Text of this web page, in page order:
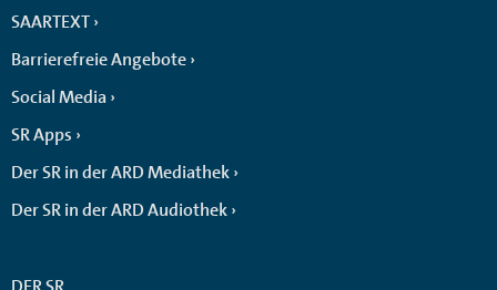
SAARTEXT
Barrierefreie Angebote
Social Media
SR Apps
Der SR in der ARD Mediathek
Der SR in der ARD Audiothek